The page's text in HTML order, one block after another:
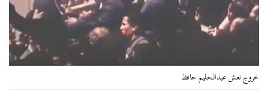
خروج نعش عبدالحليم حافظ